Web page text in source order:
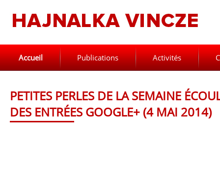
Accueil Publications Activités
PETITES PERLES DE LA SEMAINE
DES ENTRÉES GOOGLE+ (4 MAI 2014)